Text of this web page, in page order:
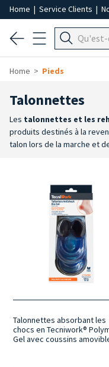
Home | Service Clients |
Home Pieds
Talonnettes
Les talonnettes et les
produits destinés à la
talon lors de la marche et
comprend des talonnettes
contribuer à absorber les
niveau du talon lors de la
Bio-Gel et silicone, ainsi
aux formes et
besoins d’utilisation.
destinés à la revente,
matériaux résistants et
Talonnettes absorbant les
chocs en Tecniwork®
Gel avec coussins